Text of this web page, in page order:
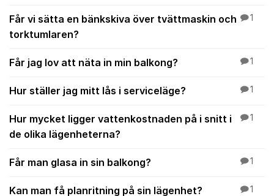
Får vi sätta en bänkskiva över tvättmaskin och
torktumlaren?
1
Får jag lov att näta in min balkong? 1
Hur ställer jag mitt lås i serviceläge? 1
Hur mycket ligger vattenkostnaden på i snitt i
de olika lägenheterna?
1
Får man glasa in sin balkong? 1
Kan man få planritning på sin lägenhet? 1